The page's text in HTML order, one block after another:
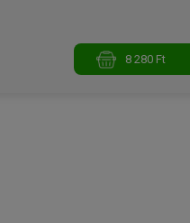
8 280 Ft